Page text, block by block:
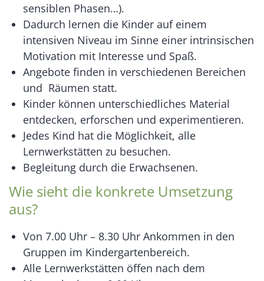
sensiblen Phasen…).
Dadurch lernen die Kinder auf einem
intensiven Niveau im Sinne einer intrinsischen
Motivation mit Interesse und Spaß.
Angebote finden in verschiedenen Bereichen
und Räumen statt.
Kinder können unterschiedliches Material
entdecken, erforschen und experimentieren.
Jedes Kind hat die Möglichkeit, alle
Lernwerkstätten zu besuchen.
Begleitung durch die Erwachsenen.
Wie sieht die konkrete Umsetzung
aus?
Von 7.00 Uhr – 8.30 Uhr Ankommen in den
Gruppen im Kindergartenbereich.
Alle Lernwerkstätten öffen nach dem